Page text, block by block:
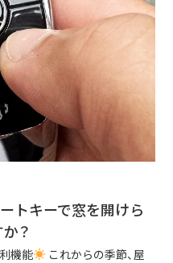
トキーで窓を開けら
？
機能
これからの季節、屋